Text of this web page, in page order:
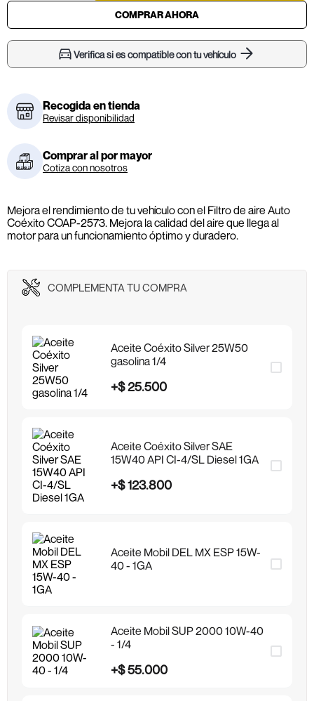
Verifica si es compatible con tu vehículo
Recogida en tienda
Revisar disponibilidad
Comprar al por mayor
Cotiza con nosotros
Mejora el rendimiento de tu vehículo con el Filtro de aire Auto
Coéxito COAP-2573. Mejora la calidad del aire que llega al
motor para un funcionamiento óptimo y duradero.
COMPLEMENTA TU COMPRA
Aceite Coéxito Silver 25W50
gasolina 1/4
+$25.500
Aceite Coéxito Silver SAE
15W40 API CI-4/SL Diesel 1GA
+$123.800
Aceite Mobil DEL MX ESP 15W-
40 - 1GA
Aceite Mobil SUP 2000 10W-40
- 1/4
+$55.000